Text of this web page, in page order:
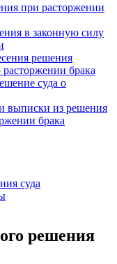
при расторжении
в законную силу
решения
брака
суда о
выписки из решения
брака
суда
решения